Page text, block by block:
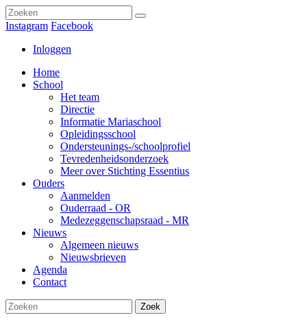
Instagram Facebook
Inloggen
Home
School
Het team
Directie
Informatie Mariaschool
Opleidingsschool
Ondersteunings-/schoolprofiel
Tevredenheidsonderzoek
Meer over Stichting Essentius
Ouders
Aanmelden
Ouderraad - OR
Medezeggenschapsraad - MR
Nieuws
Algemeen nieuws
Nieuwsbrieven
Agenda
Contact
Zoek